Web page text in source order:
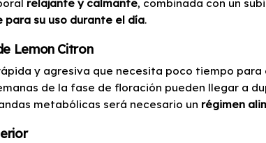
relajante y calmante, combinada con un
para su uso durante el día.
Lemon Citron
y agresiva que necesita poco tiempo
de la fase de floración pueden llegar a
metabólicas será necesario un régimen